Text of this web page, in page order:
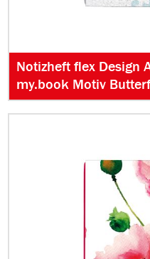
Notizheft flex Design
my.book Motiv